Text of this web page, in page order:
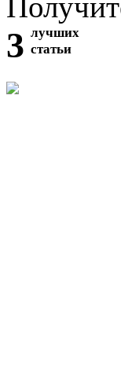
3 лучших
статьи